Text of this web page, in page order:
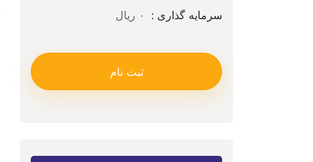
سرمایه گذاری : ۰ ریال
ثبت نام